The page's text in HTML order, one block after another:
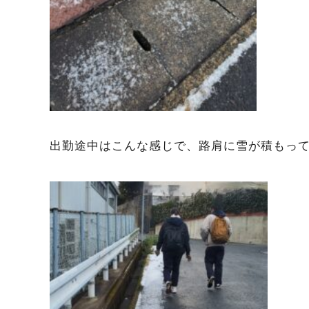
出勤途中はこんな感じで、路肩に雪が積もって